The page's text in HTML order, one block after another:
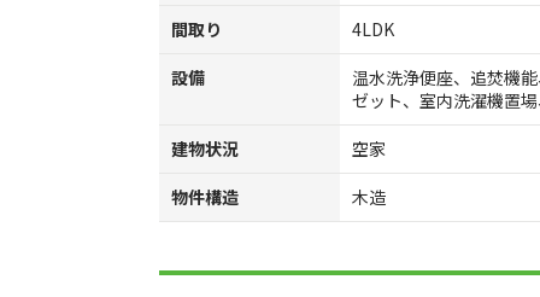
間取り
4LDK
設備
温水洗浄便座、追焚機
ゼット、室内洗濯機置
建物状況
空家
物件構造
木造